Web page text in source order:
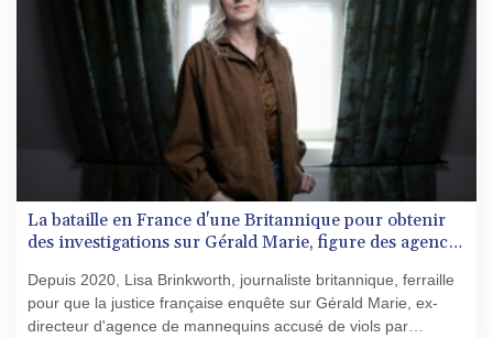
La bataille en France d'une Britannique pour obtenir
des investigations sur Gérald Marie, figure des agences
Depuis 2020, Lisa Brinkworth, journaliste britannique, ferraille
pour que la justice française enquête sur Gérald Marie, ex-
directeur d'agence de mannequins accusé de viols par